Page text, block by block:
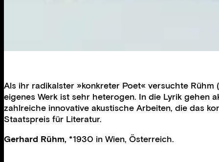
Als ihr radikalster »konkreter Poet« versuchte Rühm
eigenes Werk ist sehr heterogen. In die Lyrik gehen
zahlreiche innovative akustische Arbeiten, die das
Staatspreis für Literatur.
Gerhard Rühm, *1930 in Wien, Österreich.